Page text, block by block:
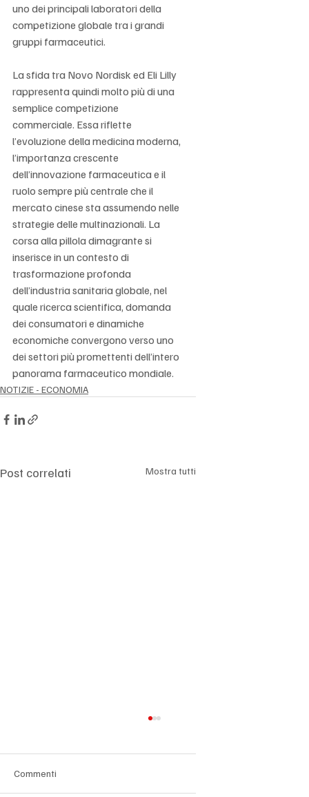
uno dei principali laboratori della
competizione globale tra i grandi
gruppi farmaceutici.
La sfida tra Novo Nordisk ed Eli Lilly
rappresenta quindi molto più di una
semplice competizione
commerciale. Essa riflette
l’evoluzione della medicina moderna,
l’importanza crescente
dell’innovazione farmaceutica e il
ruolo sempre più centrale che il
mercato cinese sta assumendo nelle
strategie delle multinazionali. La
corsa alla pillola dimagrante si
inserisce in un contesto di
trasformazione profonda
dell’industria sanitaria globale, nel
quale ricerca scientifica, domanda
dei consumatori e dinamiche
economiche convergono verso uno
dei settori più promettenti dell’intero
panorama farmaceutico mondiale.
NOTIZIE - ECONOMIA
Post correlati Mostra tutti
diventano più selettivi
Dopo anni di crescita sostenuta e valutazioni ai
Commenti